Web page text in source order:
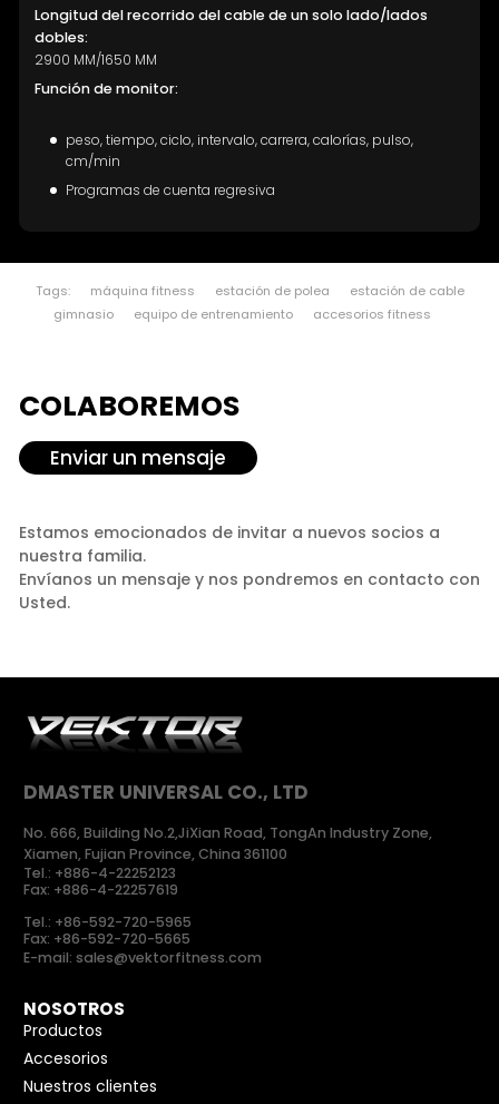
Longitud del recorrido del cable de un solo lado/lados
dobles:
2900 MM/1650 MM
Función de monitor:
peso, tiempo, ciclo, intervalo, carrera, calorías, pulso,
cm/min
Programas de cuenta regresiva
Tags: máquina fitness estación de polea
estación de cable
gimnasio
equipo de entrenamiento accesorios fitness
COLABOREMOS
Enviar un mensaje
Estamos emocionados de invitar a nuevos socios a
nuestra familia.
Envíanos un mensaje y nos pondremos en contacto con
Usted.
DMASTER UNIVERSAL CO., LTD
No. 666, Building No.2,JiXian Road, TongAn Industry Zone,
Xiamen, Fujian Province, China 361100
Tel.: +886-4-22252123
Fax: +886-4-22257619
Tel.: +86-592-720-5965
Fax: +86-592-720-5665
E-mail: sales@vektorfitness.com
NOSOTROS
Productos
Accesorios
Nuestros clientes